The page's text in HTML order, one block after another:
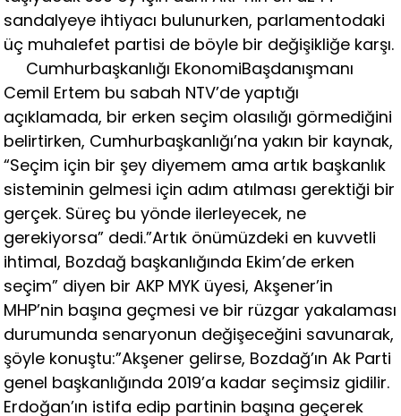
sandalyeye ihtiyacı bulunurken, parlamentodaki
üç muhalefet partisi de böyle bir değişikliğe karşı.
Cumhurbaşkanlığı EkonomiBaşdanışmanı
Cemil Ertem bu sabah NTV’de yaptığı
açıklamada, bir erken seçim olasılığı görmediğini
belirtirken, Cumhurbaşkanlığı’na yakın bir kaynak,
“Seçim için bir şey diyemem ama artık başkanlık
sisteminin gelmesi için adım atılması gerektiği bir
gerçek. Süreç bu yönde ilerleyecek, ne
gerekiyorsa” dedi.”Artık önümüzdeki en kuvvetli
ihtimal, Bozdağ başkanlığında Ekim’de erken
seçim” diyen bir AKP MYK üyesi, Akşener’in
MHP’nin başına geçmesi ve bir rüzgar yakalaması
durumunda senaryonun değişeceğini savunarak,
şöyle konuştu:”Akşener gelirse, Bozdağ’ın Ak Parti
genel başkanlığında 2019’a kadar seçimsiz gidilir.
Erdoğan’ın istifa edip partinin başına geçerek